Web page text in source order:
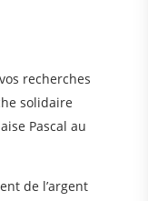
recherches
solidaire
Pascal au
de l’argent